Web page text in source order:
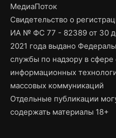
МедиаПоток
Свидетельство о
ИА № ФС 77 - 82389 от 30
2021 года выдано
службы по надзору в сфере
информационных
массовых коммуникаций
Отдельные публикации
содержать материалы 18+